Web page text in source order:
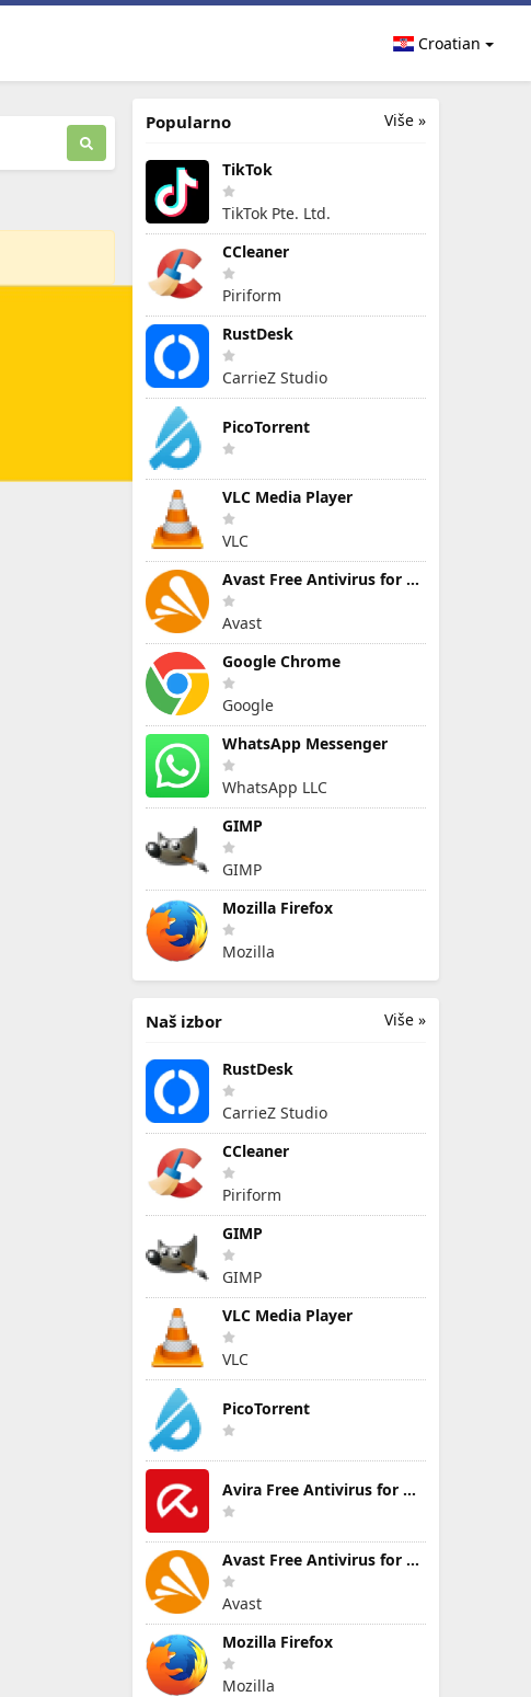
Croatian
Više »
Popularno
TikTok
TikTok Pte. Ltd.
CCleaner
Piriform
RustDesk
CarrieZ Studio
PicoTorrent
VLC Media Player
VLC
Avast Free Antivirus for Windows
Avast
Google Chrome
Google
WhatsApp Messenger
WhatsApp LLC
GIMP
GIMP
Mozilla Firefox
Mozilla
Više »
Naš izbor
RustDesk
CarrieZ Studio
CCleaner
Piriform
GIMP
GIMP
VLC Media Player
VLC
PicoTorrent
Avira Free Antivirus for Windows
Avast Free Antivirus for Windows
Avast
Mozilla Firefox
Mozilla